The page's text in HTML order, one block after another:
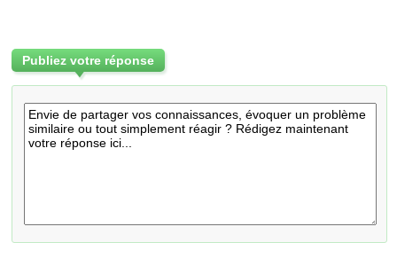
Publiez votre réponse